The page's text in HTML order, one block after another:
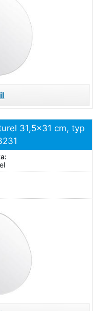
31,5x31 cm, typ